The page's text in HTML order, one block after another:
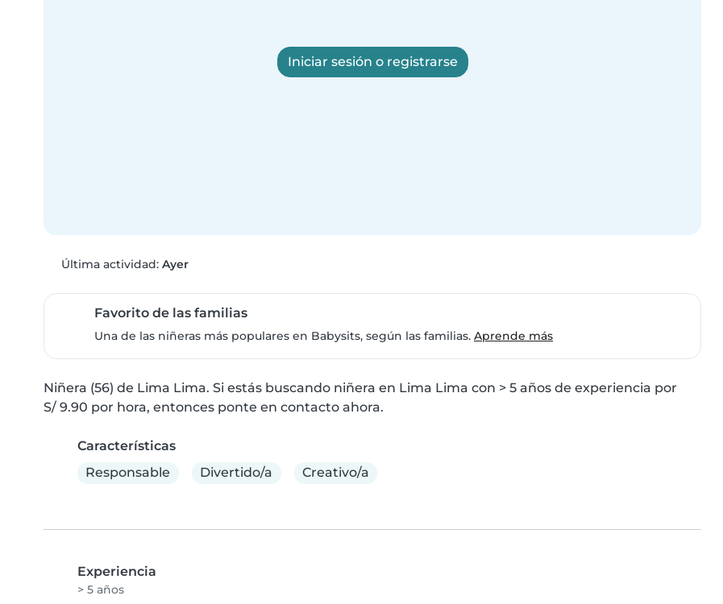
Iniciar sesión o registrarse
Última actividad: Ayer
Favorito de las familias
Una de las niñeras más populares en Babysits, según las familias. Aprende más
Niñera (56) de Lima Lima. Si estás buscando niñera en Lima Lima con > 5 años de experiencia por
S/ 9.90 por hora, entonces ponte en contacto ahora.
Características
Responsable
Divertido/a Creativo/a
Experiencia
> 5 años